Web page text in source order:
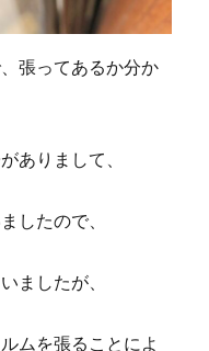
張ってあるか分か
ありまして、
したので、
ましたが、
ムを張ることによ